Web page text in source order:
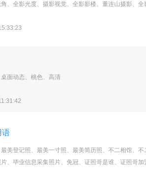
、全影光度、摄影视觉、全影影楼、董连山摄影、
面动态、桃色、高清
语
美登记照、最美一寸照、最美简历照、不二相馆、
、毕业信息采集照片、免冠、证照哥是谁、证照哥